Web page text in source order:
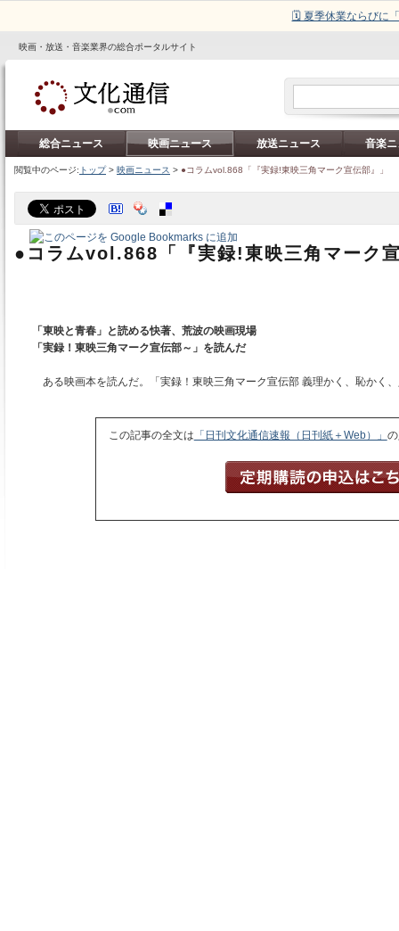
🗓️ 夏季休業ならびに
映画・放送・音楽業界の総合ポータルサイト
総合ニュース 映画ニュース 放送ニュース 音楽
閲覧中のページ: トップ> 映画ニュース > ●コラムvol.868「『実録!東映三角マーク宣伝部』」
●コラムvol.868「『実録!東映三角マーク
「東映と青春」と読める快著、荒波の映画現場
「実録！東映三角マーク宣伝部～」を読んだ
ある映画本を読んだ。「実録！東映三角マーク宣伝部 義理かく、恥かく
この記事の全文は 「日刊文化通信速報（日刊紙＋Web）」